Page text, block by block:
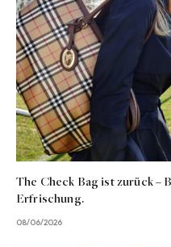
The Check Bag ist zurück –
Erfrischung.
08/06/2026